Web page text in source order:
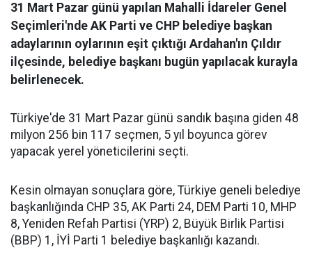
31 Mart Pazar günü yapılan Mahalli İdareler Genel
Seçimleri'nde AK Parti ve CHP belediye başkan
adaylarının oylarının eşit çıktığı Ardahan'ın Çıldır
ilçesinde, belediye başkanı bugün yapılacak kurayla
belirlenecek.
Türkiye'de 31 Mart Pazar günü sandık başına giden 48
milyon 256 bin 117 seçmen, 5 yıl boyunca görev
yapacak yerel yöneticilerini seçti.
Kesin olmayan sonuçlara göre, Türkiye geneli belediye
başkanlığında CHP 35, AK Parti 24, DEM Parti 10, MHP
8, Yeniden Refah Partisi (YRP) 2, Büyük Birlik Partisi
(BBP) 1, İYİ Parti 1 belediye başkanlığı kazandı.